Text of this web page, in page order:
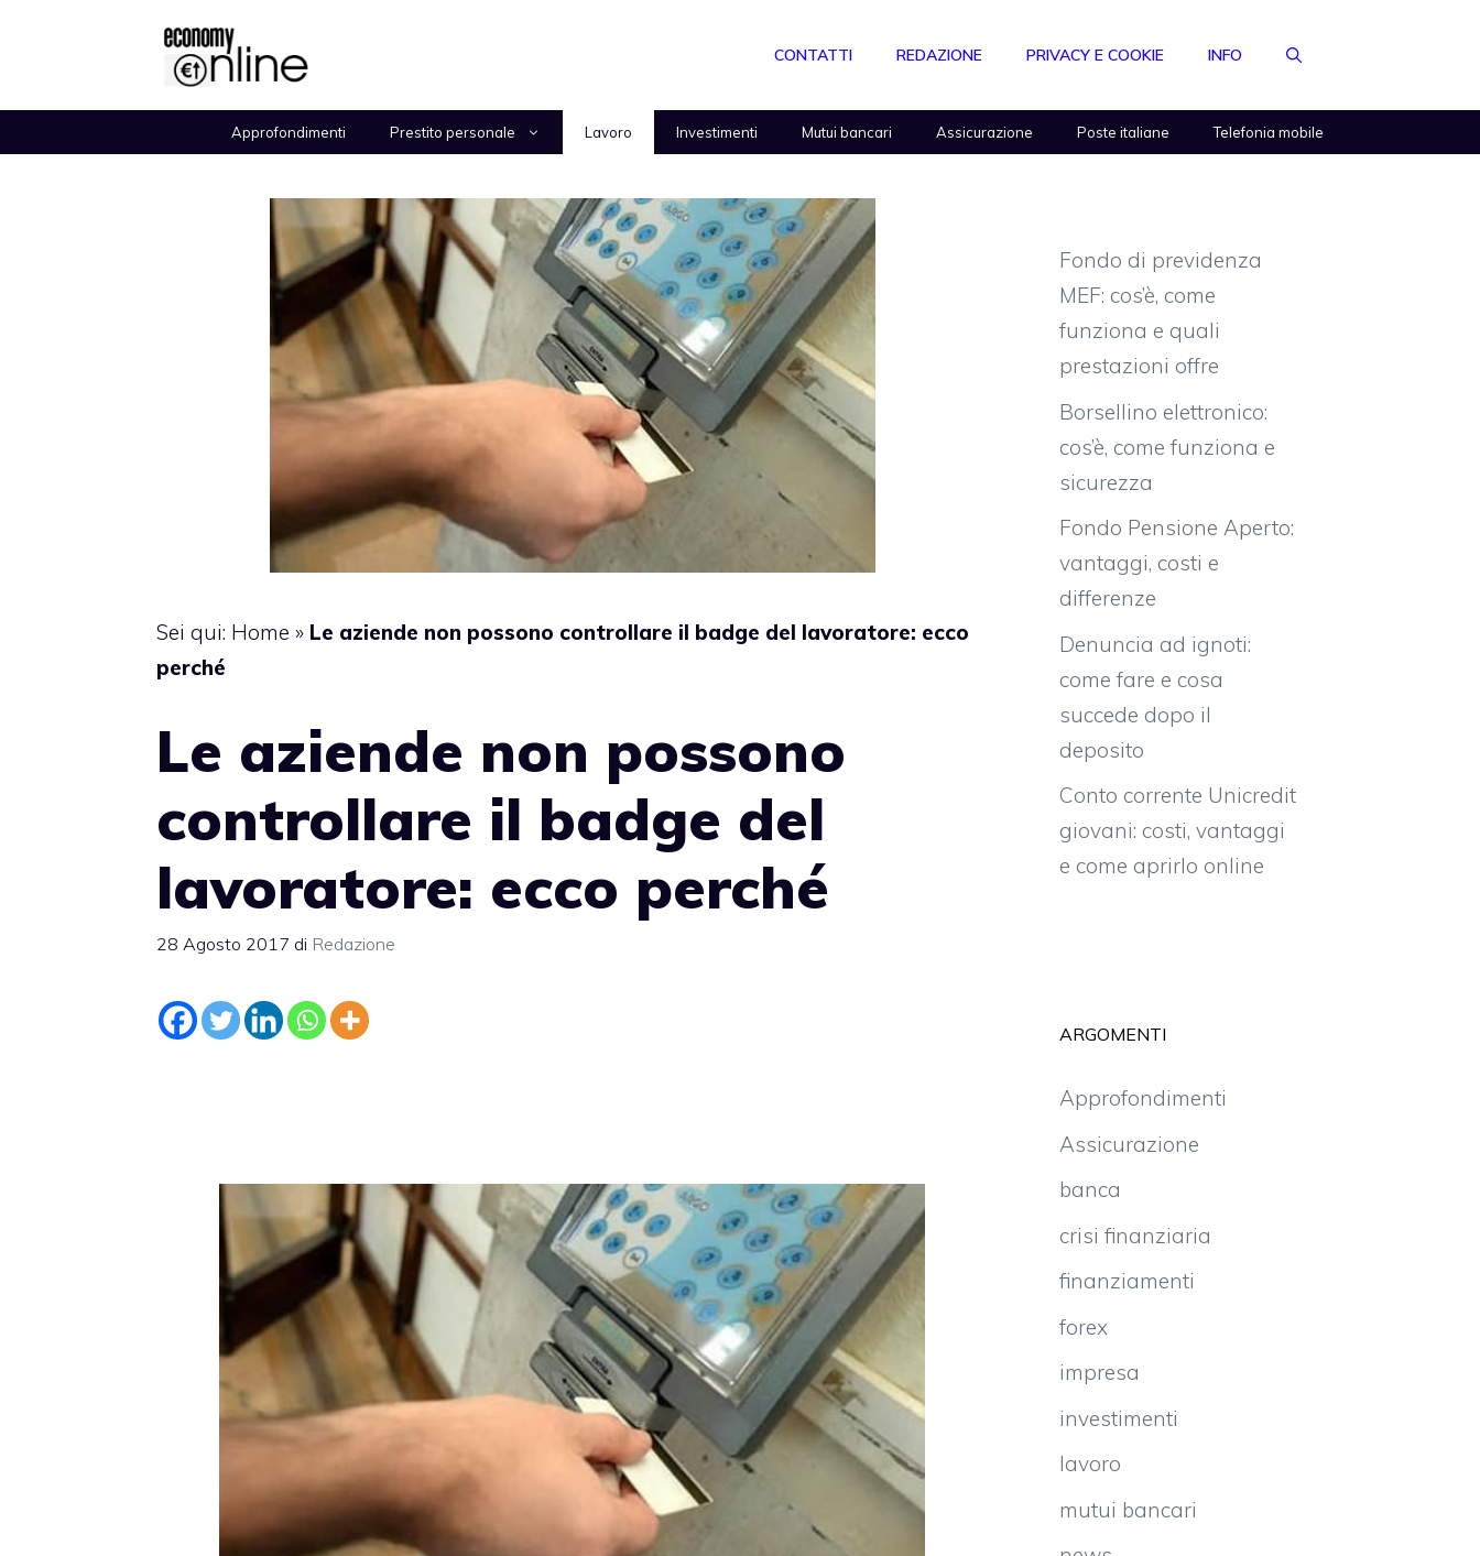
CONTATTI REDAZIONE PRIVACY E COOKIE INFO
Approfondimenti Prestito personale Lavoro Investimenti Mutui bancari Assicurazione Poste italiane Telefonia mobile
Sei qui: Home » Le aziende non possono controllare il badge del lavoratore: ecco
perché
Le aziende non possono
controllare il badge del
lavoratore: ecco perché
28 Agosto 2017 di Redazione
Fondo di previdenza
MEF: cos’è, come
funziona e quali
prestazioni offre
Borsellino elettronico:
cos’è, come funziona e
sicurezza
Fondo Pensione Aperto:
vantaggi, costi e
differenze
Denuncia ad ignoti:
come fare e cosa
succede dopo il
deposito
Conto corrente Unicredit
giovani: costi, vantaggi
e come aprirlo online
ARGOMENTI
Approfondimenti
Assicurazione
banca
crisi finanziaria
finanziamenti
forex
impresa
investimenti
lavoro
mutui bancari